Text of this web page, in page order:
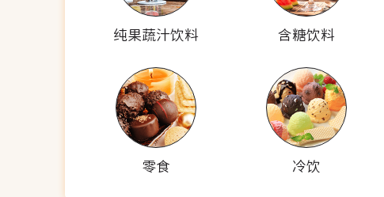
纯果蔬汁饮料 含糖饮料
零食 冷饮